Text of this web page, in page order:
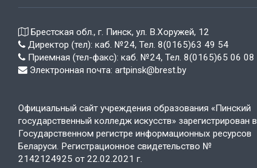
Брестская обл., г. Пинск, ул. В.Хоружей, 12
Директор (тел): каб. №24, Тел. 8(0165)63 49 54
Приемная (тел-факс): каб. №24, Тел. 8(0165)65 06 08
Электронная почта: artpinsk@brest.by
Официальный сайт учреждения образования «Пинский
государственный колледж искусств» зарегистрирован в
Государственном регистре информационных ресурсов
Беларуси. Регистрационное свидетельство №
2142124925 от 22.02.2021 г.